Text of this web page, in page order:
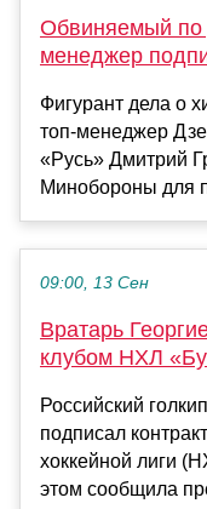
Обвиняемый по
менеджер
Фигурант дела о
топ-менеджер
«Русь» Дмитрий
Минобороны для
09:00, 13 Сен
Вратарь
клубом НХЛ
Российский
подписал
хоккейной лиги
этом сообщила